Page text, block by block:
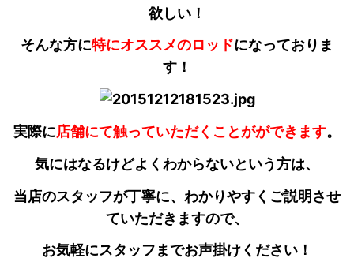
欲しい！
そんな方に特にオススメのロッドになっておりま
す！
実際に店舗にて触っていただくことがができます。
気にはなるけどよくわからないという方は、
当店のスタッフが丁寧に、わかりやすくご説明させ
ていただきますので、
お気軽にスタッフまでお声掛けください！